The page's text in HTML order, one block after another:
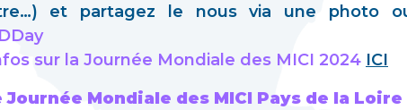
et partagez le nous via une photo
sur la Journée Mondiale des MICI 2024 ICI
Journée Mondiale des MICI Pays de la Loire